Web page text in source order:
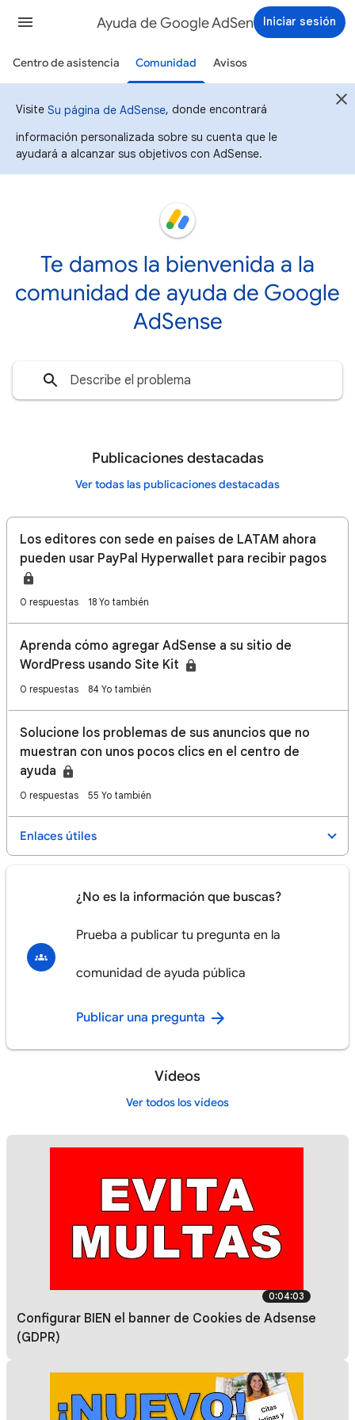
Ayuda de Google AdSenseIniciar sesión
Centro de asistencia Comunidad Avisos
Visite Su página de AdSense, donde encontrará
información personalizada sobre su cuenta que le
ayudará a alcanzar sus objetivos con AdSense.
Te damos la bienvenida a la
comunidad de ayuda de Google
AdSense
Publicaciones destacadas
Ver todas las publicaciones destacadas
Los editores con sede en países de LATAM ahora
pueden usar PayPal Hyperwallet para recibir pagos
0 respuestas 18 Yo también
Aprenda cómo agregar AdSense a su sitio de
WordPress usando Site Kit
0 respuestas 84 Yo también
Solucione los problemas de sus anuncios que no
muestran con unos pocos clics en el centro de
ayuda
0 respuestas 55 Yo también
Enlaces útiles
¿No es la información que buscas?
Prueba a publicar tu pregunta en la
comunidad de ayuda pública
Publicar una pregunta
Vídeos
Ver todos los vídeos
0:04:03
Configurar BIEN el banner de Cookies de Adsense
(GDPR)